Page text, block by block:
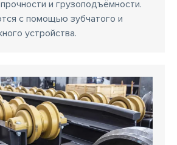
и грузоподъёмности.
с помощью зубчатого и
устройства.